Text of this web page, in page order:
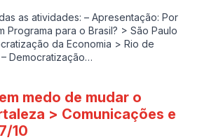
as atividades: – Apresentação: Por
Programa para o Brasil? > São Paulo
da Economia > Rio de
Democratização…
medo de mudar o
> Comunicações e
10